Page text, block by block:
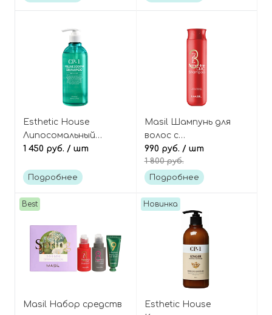
Esthetic House
Липосомальный
шампунь-бустер для
Volume Booster
1 450 руб. / шт
Подробнее
Masil Шампунь для
волос с
аминокислотами
Salon hair amino acid
care CMC premium
990 руб. / шт
1 800 руб.
Подробнее
Best
Masil Набор средств
Новинка
Esthetic House